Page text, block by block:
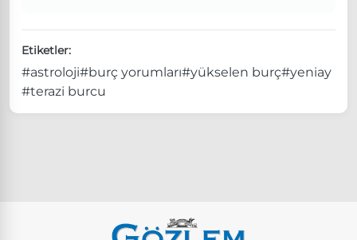
Etiketler:
#astroloji#burç yorumları#yükselen burç#yeniay
#terazi burcu